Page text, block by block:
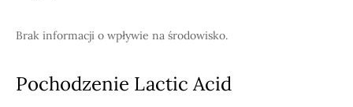
Brak informacji o wpływie na środowisko.
Pochodzenie Lactic Acid